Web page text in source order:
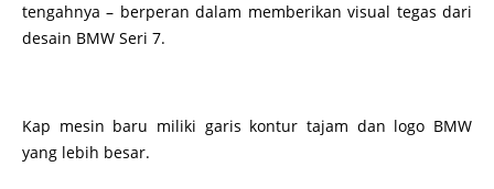
tengahnya – berperan dalam memberikan visual tegas dari
desain BMW Seri 7.
Kap mesin baru miliki garis kontur tajam dan logo BMW
yang lebih besar.